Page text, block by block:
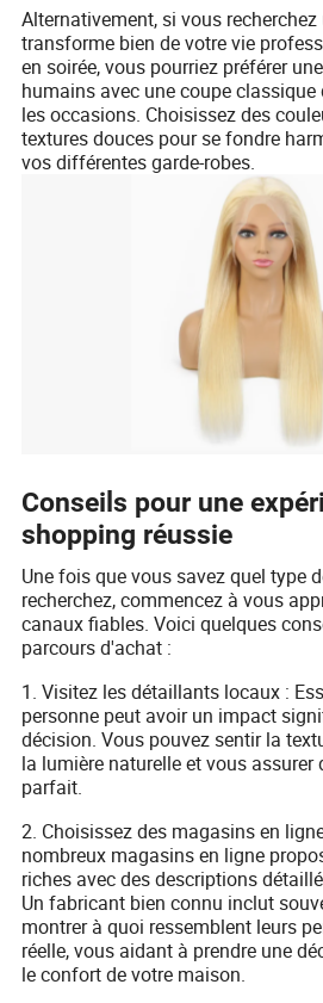
Alternativement, si vous
transforme bien de votre vie
en soirée, vous pourriez préférer
humains avec une coupe
les occasions. Choisissez des
textures douces pour se fondre
vos différentes garde-robes.
Conseils pour une
shopping réussie
Une fois que vous savez quel type
recherchez, commencez à vous
canaux fiables. Voici quelques
parcours d'achat :
1. Visitez les détaillants locaux :
personne peut avoir un impact
décision. Vous pouvez sentir la
la lumière naturelle et vous assurer
parfait.
2. Choisissez des magasins en
nombreux magasins en ligne
riches avec des descriptions
Un fabricant bien connu inclut
montrer à quoi ressemblent leurs
réelle, vous aidant à prendre une
le confort de votre maison.